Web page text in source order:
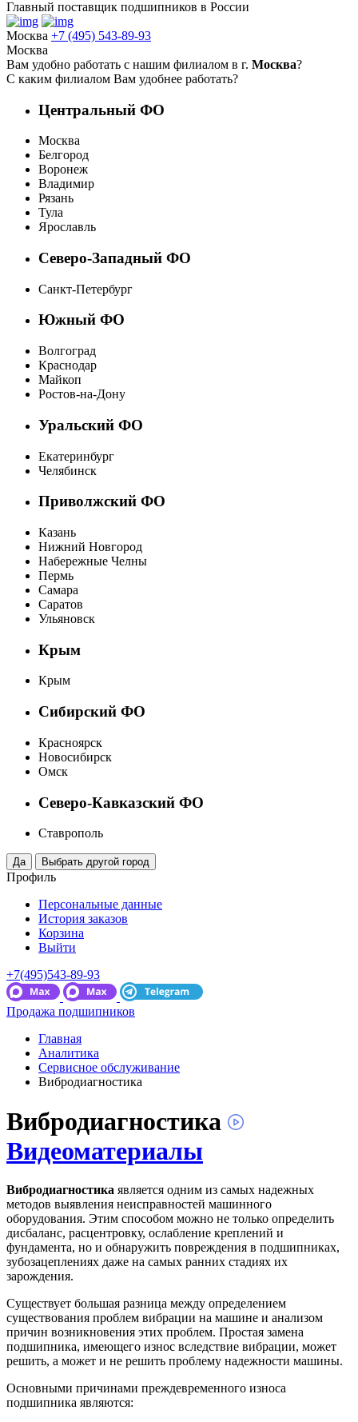
Главный поставщик подшипников в России
Москва +7 (495) 543-89-93
Москва
Вам удобно работать с нашим филиалом в г. Москва?
С каким филиалом Вам удобнее работать?
Центральный ФО
Москва
Белгород
Воронеж
Владимир
Рязань
Тула
Ярославль
Северо-Западный ФО
Санкт-Петербург
Южный ФО
Волгоград
Краснодар
Майкоп
Ростов-на-Дону
Уральский ФО
Екатеринбург
Челябинск
Приволжский ФО
Казань
Нижний Новгород
Набережные Челны
Пермь
Самара
Саратов
Ульяновск
Крым
Крым
Сибирский ФО
Красноярск
Новосибирск
Омск
Северо-Кавказский ФО
Ставрополь
Профиль
Персональные данные
История заказов
Корзина
Выйти
+7(495)543-89-93
Продажа подшипников
Главная
Аналитика
Сервисное обслуживание
Вибродиагностика
Вибродиагностика
Видеоматериалы
Вибродиагностика является одним из самых надежных
методов выявления неисправностей машинного
оборудования. Этим способом можно не только определить
дисбаланс, расцентровку, ослабление креплений и
фундамента, но и обнаружить повреждения в подшипниках,
зубозацеплениях даже на самых ранних стадиях их
зарождения.
Существует большая разница между определением
существования проблем вибрации на машине и анализом
причин возникновения этих проблем. Простая замена
подшипника, имеющего износ вследствие вибрации, может
решить, а может и не решить проблему надежности машины.
Основными причинами преждевременного износа
подшипника являются: